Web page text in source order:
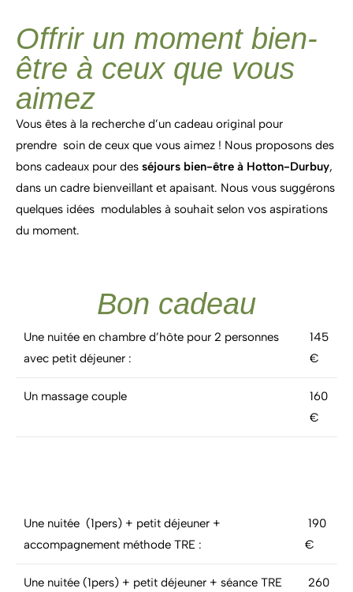
Offrir un moment bien-
être à ceux que vous
aimez
Vous êtes à la recherche d’un cadeau original pour
prendre soin de ceux que vous aimez ! Nous proposons des
bons cadeaux pour des séjours bien-être à Hotton-Durbuy,
dans un cadre bienveillant et apaisant. Nous vous suggérons
quelques idées modulables à souhait selon vos aspirations
du moment.
Bon cadeau
Une nuitée en chambre d’hôte pour 2 personnes
avec petit déjeuner :
145
€
Un massage couple
160
€
Une nuitée (1pers) + petit déjeuner +
accompagnement méthode TRE :
190
€
Une nuitée (1pers) + petit déjeuner + séance TRE 260